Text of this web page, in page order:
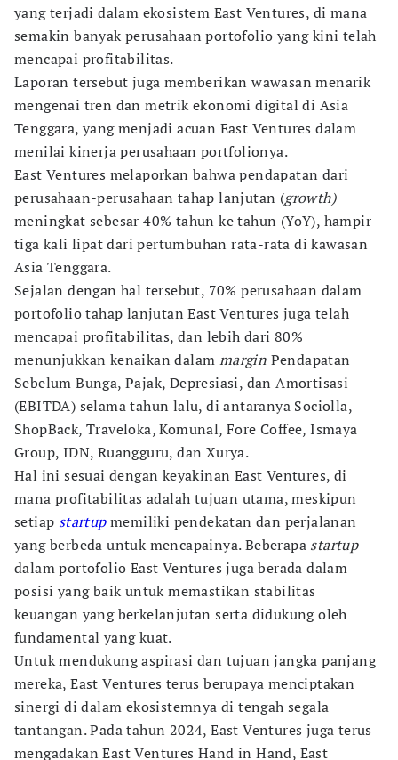
yang terjadi dalam ekosistem East Ventures, di mana
semakin banyak perusahaan portofolio yang kini telah
mencapai profitabilitas.
Laporan tersebut juga memberikan wawasan menarik
mengenai tren dan metrik ekonomi digital di Asia
Tenggara, yang menjadi acuan East Ventures dalam
menilai kinerja perusahaan portfolionya.
East Ventures melaporkan bahwa pendapatan dari
perusahaan-perusahaan tahap lanjutan (growth)
meningkat sebesar 40% tahun ke tahun (YoY), hampir
tiga kali lipat dari pertumbuhan rata-rata di kawasan
Asia Tenggara.
Sejalan dengan hal tersebut, 70% perusahaan dalam
portofolio tahap lanjutan East Ventures juga telah
mencapai profitabilitas, dan lebih dari 80%
menunjukkan kenaikan dalam margin Pendapatan
Sebelum Bunga, Pajak, Depresiasi, dan Amortisasi
(EBITDA) selama tahun lalu, di antaranya Sociolla,
ShopBack, Traveloka, Komunal, Fore Coffee, Ismaya
Group, IDN, Ruangguru, dan Xurya.
Hal ini sesuai dengan keyakinan East Ventures, di
mana profitabilitas adalah tujuan utama, meskipun
setiap startupmemiliki pendekatan dan perjalanan
yang berbeda untuk mencapainya. Beberapa startup
dalam portofolio East Ventures juga berada dalam
posisi yang baik untuk memastikan stabilitas
keuangan yang berkelanjutan serta didukung oleh
fundamental yang kuat.
Untuk mendukung aspirasi dan tujuan jangka panjang
mereka, East Ventures terus berupaya menciptakan
sinergi di dalam ekosistemnya di tengah segala
tantangan. Pada tahun 2024, East Ventures juga terus
mengadakan East Ventures Hand in Hand, East